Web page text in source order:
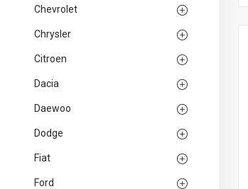
Chevrolet
Chrysler
Citroen
Dacia
Daewoo
Dodge
Fiat
Ford